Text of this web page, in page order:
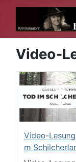
Video-
Video-
m